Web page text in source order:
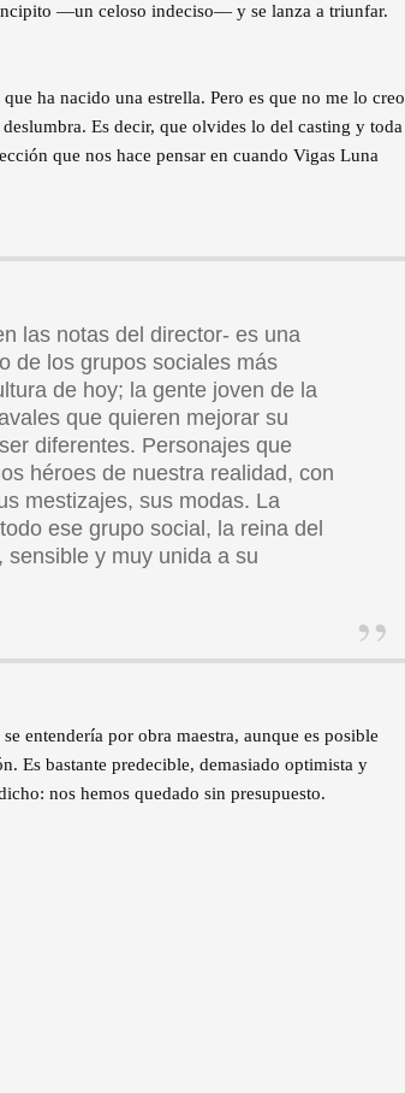
—un celoso indeciso— y se lanza a triunfar.
ha nacido una estrella. Pero es que no me lo creo
Es decir, que olvides lo del casting y toda
que nos hace pensar en cuando Vigas Luna
las notas del director- es una
de los grupos sociales más
de hoy; la gente joven de la
que quieren mejorar su
diferentes. Personajes que
héroes de nuestra realidad, con
mestizajes, sus modas. La
ese grupo social, la reina del
y muy unida a su
entendería por obra maestra, aunque es posible
Es bastante predecible, demasiado optimista y
nos hemos quedado sin presupuesto.